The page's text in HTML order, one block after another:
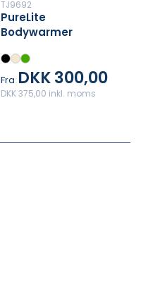
TJ9692
PureLite
Bodywarmer
Fra DKK 300,00
DKK 375,00 inkl. moms